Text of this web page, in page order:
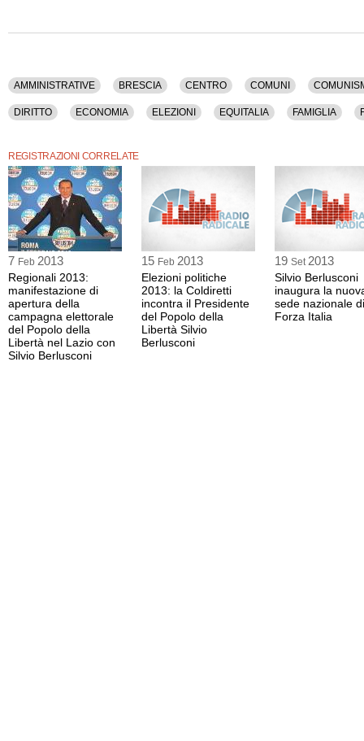
AMMINISTRATIVE BRESCIA CENTRO COMUNI
DIRITTO ECONOMIA ELEZIONI EQUITALIA FAMIGLIA
SEPARAZIONE DELLE CARRIERE SINISTRA TASSE TORTORA
REGISTRAZIONI CORRELATE
7 Feb 2013
Regionali 2013:
manifestazione di
apertura della
campagna elettorale
del Popolo della
Libertà nel Lazio con
Silvio Berlusconi
15 Feb 2013
Elezioni politiche
2013: la Coldiretti
incontra il Presidente
del Popolo della
Libertà Silvio
Berlusconi
19 Set 2013
Silvio Berlusconi
inaugura la
sede nazionale di
Forza Italia